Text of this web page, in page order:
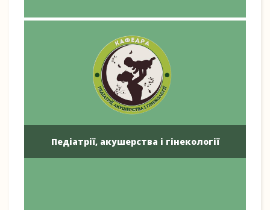
Педіатрії, акушерства і гінекології